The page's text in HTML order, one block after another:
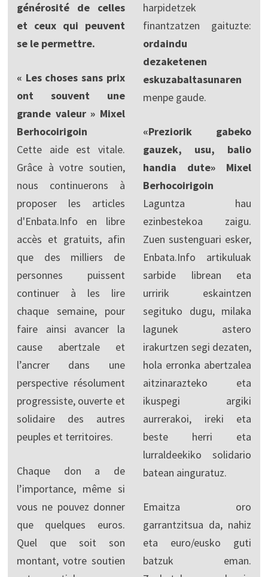
générosité de celles
et ceux qui peuvent
se le permettre.
« Les choses sans prix
ont souvent une
grande valeur » Mixel
Berhocoirigoin
Cette aide est vitale.
Grâce à votre soutien,
nous continuerons à
proposer les articles
d'Enbata.Info en libre
accès et gratuits, afin
que des milliers de
personnes puissent
continuer à les lire
chaque semaine, pour
faire ainsi avancer la
cause abertzale et
l’ancrer dans une
perspective résolument
progressiste, ouverte et
solidaire des autres
peuples et territoires.
Chaque don a de
l’importance, même si
vous ne pouvez donner
que quelques euros.
Quel que soit son
montant, votre soutien
harpidetzek
finantzatzen gaituzte:
ordaindu
dezaketenen
eskuzabaltasunaren
menpe gaude.
«Preziorik gabeko
gauzek, usu, balio
handia dute» Mixel
Berhocoirigoin
Laguntza hau
ezinbestekoa zaigu.
Zuen sustenguari esker,
Enbata.Info artikuluak
sarbide librean eta
urririk eskaintzen
segituko dugu, milaka
lagunek astero
irakurtzen segi dezaten,
hola erronka abertzalea
aitzinarazteko eta
ikuspegi argiki
aurrerakoi, ireki eta
beste herri eta
lurraldeekiko solidario
batean ainguratuz.
Emaitza oro
garrantzitsua da, nahiz
eta euro/eusko guti
batzuk eman.